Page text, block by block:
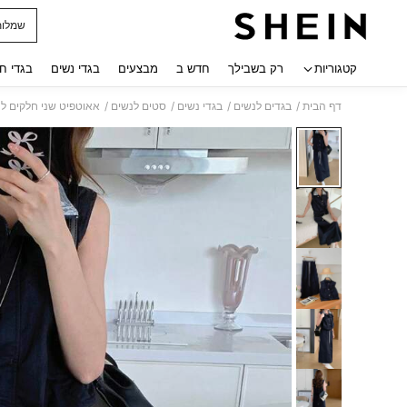
קטגוריות רק בשבילך חדש ב מבצעים בגדי נשים בגדי
דף הבית / בגדים לנשים / בגדי נשים / סטים לנשים / אאוטפיט שני חלקים